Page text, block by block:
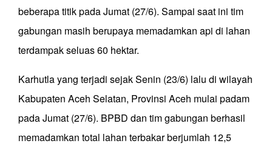
beberapa titik pada Jumat (27/6). Sampai saat ini tim
gabungan masih berupaya memadamkan api di lahan
terdampak seluas 60 hektar.
Karhutla yang terjadi sejak Senin (23/6) lalu di wilayah
Kabupaten Aceh Selatan, Provinsi Aceh mulai padam
pada Jumat (27/6). BPBD dan tim gabungan berhasil
memadamkan total lahan terbakar berjumlah 12,5